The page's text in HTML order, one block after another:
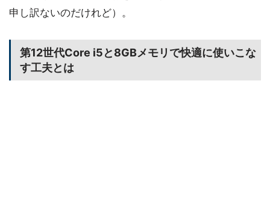
申し訳ないのだけれど）。
第12世代Core i5と8GBメモリで快適に使いこな
す工夫とは